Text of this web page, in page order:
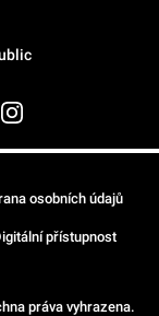
práva vyhrazena.
osobních údajů
přístupnost